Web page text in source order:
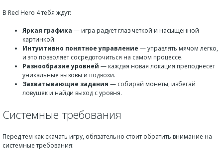
В Red Hero 4 тебя ждут:
Яркая графика — игра радует глаз четкой и насыщенной
картинкой.
Интуитивно понятное управление — управлять мячом легко,
и это позволяет сосредоточиться на самом процессе.
Разнообразие уровней — каждая новая локация преподнесет
уникальные вызовы и подвохи.
Захватывающие задания — собирай монеты, избегай
ловушек и найди выход с уровня.
Системные требования
Перед тем как скачать игру, обязательно стоит обратить внимание на
системные требования: